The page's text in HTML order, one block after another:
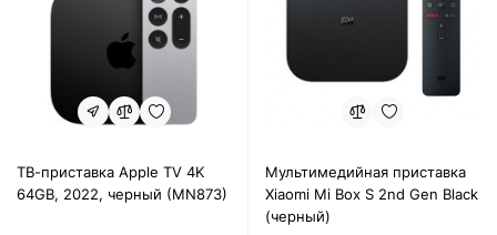
ТВ-приставка Apple TV 4K
64GB, 2022, черный (MN873)
Мультимедийная приставка
Xiaomi Mi Box S 2nd Gen Black
(черный)